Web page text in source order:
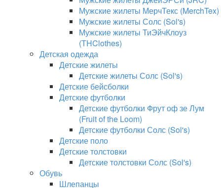
Мужские жилеты МерчТекс (MerchTex)
Мужские жилеты Солс (Sol's)
Мужские жилеты ТиЭйчКлоуз
(THClothes)
Детская одежда
Детские жилеты
Детские жилеты Солс (Sol's)
Детские бейсболки
Детские футболки
Детские футболки Фрут оф зе Лум
(Fruit of the Loom)
Детские футболки Солс (Sol's)
Детские поло
Детские толстовки
Детские толстовки Солс (Sol's)
Обувь
Шлепанцы